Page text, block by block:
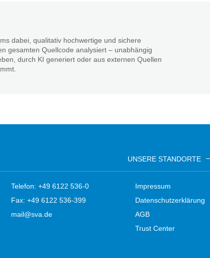
dabei, qualitativ hochwertige und sichere
gesamten Quellcode analysiert – unabhängig
durch KI generiert oder aus externen Quellen
UNSERE STANDORTE
Telefon: +49 6122 536-0
Fax: +49 6122 536-399
mail@sva.de
Impressum
Datenschutzerklärung
AGB
Trust Center